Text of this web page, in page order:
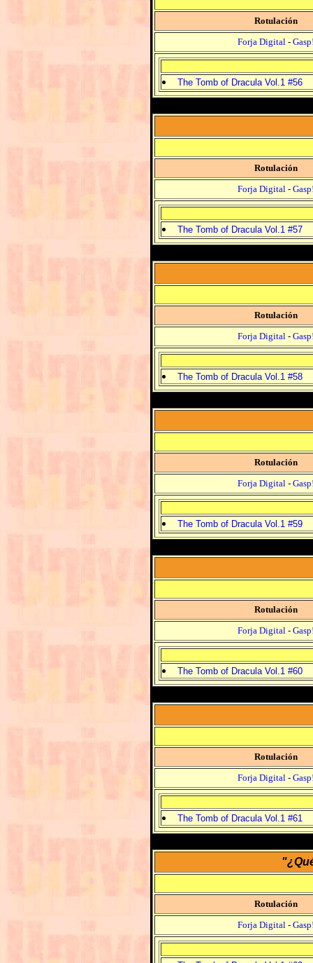
Rotulación
Forja Digital-
The Tomb of Dracula Vol.1 #56
Rotulación
Forja Digital-
The Tomb of Dracula Vol.1 #57
Rotulación
Forja Digital-
The Tomb of Dracula Vol.1 #58
Rotulación
Forja Digital-
The Tomb of Dracula Vol.1 #59
Rotulación
Forja Digital-
The Tomb of Dracula Vol.1 #60
Rotulación
Forja Digital-
The Tomb of Dracula Vol.1 #61
Rotulación
Forja Digital-